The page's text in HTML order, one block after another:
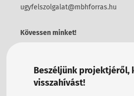
ugyfelszolgalat@mbhforras.hu
Kövessen minket!
Beszéljünk projektjéről,
visszahívást!